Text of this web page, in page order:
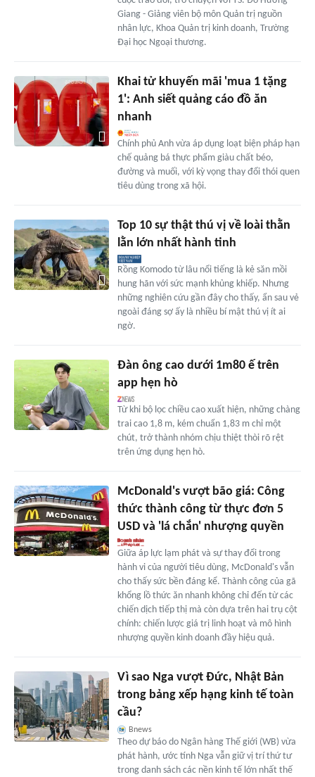
Giang - Giảng viên bộ môn Quản trị nguồn
nhân lực, Khoa Quản trị kinh doanh, Trường
Đại học Ngoại thương.
Khai tử khuyến mãi 'mua 1 tặng
1': Anh siết quảng cáo đồ ăn
nhanh
Chính phủ Anh vừa áp dụng loạt biện pháp hạn
chế quảng bá thực phẩm giàu chất béo,
đường và muối, với kỳ vọng thay đổi thói quen
tiêu dùng trong xã hội.
Top 10 sự thật thú vị về loài thằn
lằn lớn nhất hành tinh
Rồng Komodo từ lâu nổi tiếng là kẻ săn mồi
hung hãn với sức mạnh khủng khiếp. Nhưng
những nghiên cứu gần đây cho thấy, ẩn sau vẻ
ngoài đáng sợ ấy là nhiều bí mật thú vị ít ai
ngờ.
Đàn ông cao dưới 1m80 ế trên
app hẹn hò
Từ khi bộ lọc chiều cao xuất hiện, những chàng
trai cao 1,8 m, kém chuẩn 1,83 m chỉ một
chút, trở thành nhóm chịu thiệt thòi rõ rệt
trên ứng dụng hẹn hò.
McDonald's vượt bão giá: Công
thức thành công từ thực đơn 5
USD và 'lá chắn' nhượng quyền
Giữa áp lực lạm phát và sự thay đổi trong
hành vi của người tiêu dùng, McDonald's vẫn
cho thấy sức bền đáng kể. Thành công của gã
khổng lồ thức ăn nhanh không chỉ đến từ các
chiến dịch tiếp thị mà còn dựa trên hai trụ cột
chính: chiến lược giá trị linh hoạt và mô hình
nhượng quyền kinh doanh đầy hiệu quả.
Vì sao Nga vượt Đức, Nhật Bản
trong bảng xếp hạng kinh tế toàn
cầu?
Bnews
Theo dự báo do Ngân hàng Thế giới (WB) vừa
phát hành, ước tính Nga vẫn giữ vị trí thứ tư
trong danh sách các nền kinh tế lớn nhất thế